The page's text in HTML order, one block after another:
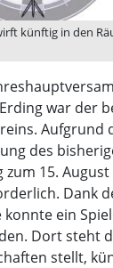
künftig in den
war der
Aufgrund
des
zum 15.
Dank
ein
Dort steht
stellt,